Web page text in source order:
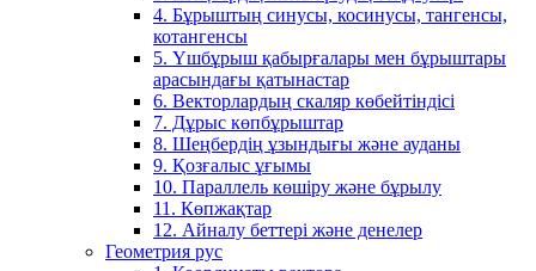
4. Бұрыштың синусы, косинусы, тангенсы,
котангенсы
5. Үшбұрыш қабырғалары мен бұрыштары
арасындағы қатынастар
6. Векторлардың скаляр көбейтіндісі
7. Дұрыс көпбұрыштар
8. Шеңбердің ұзындығы және ауданы
9. Қозғалыс ұғымы
10. Параллель көшіру және бұрылу
11. Көпжақтар
12. Айналу беттері және денелер
Геометрия рус